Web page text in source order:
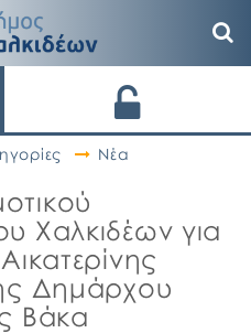
Νέα
Χαλκιδέων για
Δημάρχου
Βάκα